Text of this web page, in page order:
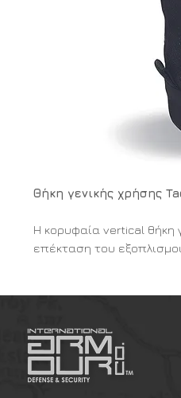
Θήκη γενικής χρήσης
Η κορυφαία vertical θήκη
επέκταση του
καταλαμβάνει ελάχιστο
μάχης, τον φορέα πλακών
προσφέροντας παράλληλα